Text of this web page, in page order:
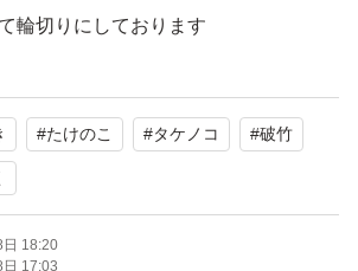
輪切りにしております
少なく柔らかく味が濃いとっても美味
焼いて食べてよし 30分ほど茹でた
食べていただくのがおすすめです
て冷凍保存にしてお出しいたします
#たけのこ #タケノコ #破竹
18:20
17:03